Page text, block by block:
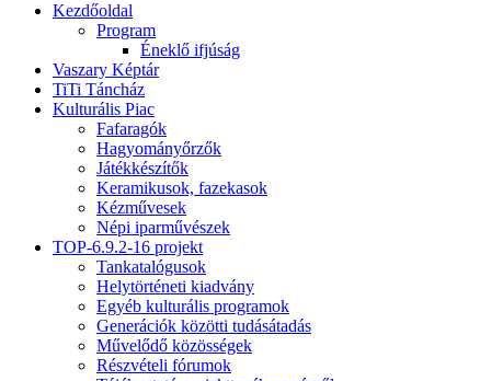
Kezdőoldal
Program
Éneklő ifjúság
Vaszary Képtár
TiTi Táncház
Kulturális Piac
Fafaragók
Hagyományőrzők
Játékkészítők
Keramikusok, fazekasok
Kézművesek
Népi iparművészek
TOP-6.9.2-16 projekt
Tankatalógusok
Helytörténeti kiadvány
Egyéb kulturális programok
Generációk közötti tudásátadás
Művelődő közösségek
Részvételi fórumok